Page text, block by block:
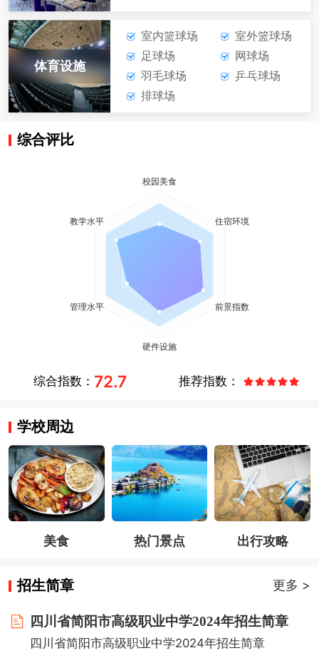
体育设施
室内篮球场
室外篮球场
足球场
网球场
羽毛球场
乒乓球场
排球场
综合评比
综合指数： 72.7 推荐指数：
学校周边
美食 热门景点 出行攻略
招生简章 更多 >
四川省简阳市高级职业中学2024年招生简章
四川省简阳市高级职业中学2024年招生简章